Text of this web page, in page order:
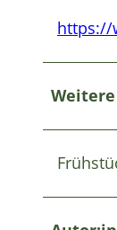
https://